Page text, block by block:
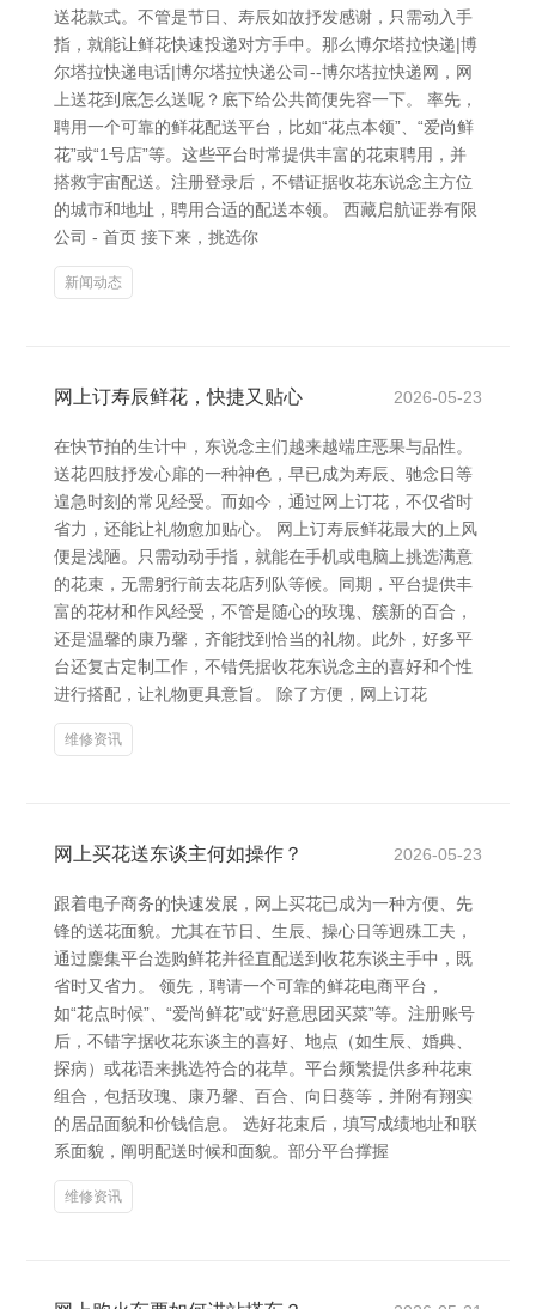
送花款式。不管是节日、寿辰如故抒发感谢，只需动入手
指，就能让鲜花快速投递对方手中。那么博尔塔拉快递|博
尔塔拉快递电话|博尔塔拉快递公司--博尔塔拉快递网，网
上送花到底怎么送呢？底下给公共简便先容一下。 率先，
聘用一个可靠的鲜花配送平台，比如“花点本领”、“爱尚鲜
花”或“1号店”等。这些平台时常提供丰富的花束聘用，并
搭救宇宙配送。注册登录后，不错证据收花东说念主方位
的城市和地址，聘用合适的配送本领。 西藏启航证券有限
公司 - 首页 接下来，挑选你
新闻动态
网上订寿辰鲜花，快捷又贴心 2026-05-23
在快节拍的生计中，东说念主们越来越端庄恶果与品性。
送花四肢抒发心扉的一种神色，早已成为寿辰、驰念日等
遑急时刻的常见经受。而如今，通过网上订花，不仅省时
省力，还能让礼物愈加贴心。 网上订寿辰鲜花最大的上风
便是浅陋。只需动动手指，就能在手机或电脑上挑选满意
的花束，无需躬行前去花店列队等候。同期，平台提供丰
富的花材和作风经受，不管是随心的玫瑰、簇新的百合，
还是温馨的康乃馨，齐能找到恰当的礼物。此外，好多平
台还复古定制工作，不错凭据收花东说念主的喜好和个性
进行搭配，让礼物更具意旨。 除了方便，网上订花
维修资讯
网上买花送东谈主何如操作？ 2026-05-23
跟着电子商务的快速发展，网上买花已成为一种方便、先
锋的送花面貌。尤其在节日、生辰、操心日等迥殊工夫，
通过麇集平台选购鲜花并径直配送到收花东谈主手中，既
省时又省力。 领先，聘请一个可靠的鲜花电商平台，
如“花点时候”、“爱尚鲜花”或“好意思团买菜”等。注册账号
后，不错字据收花东谈主的喜好、地点（如生辰、婚典、
探病）或花语来挑选符合的花草。平台频繁提供多种花束
组合，包括玫瑰、康乃馨、百合、向日葵等，并附有翔实
的居品面貌和价钱信息。 选好花束后，填写成绩地址和联
系面貌，阐明配送时候和面貌。部分平台撑握
维修资讯